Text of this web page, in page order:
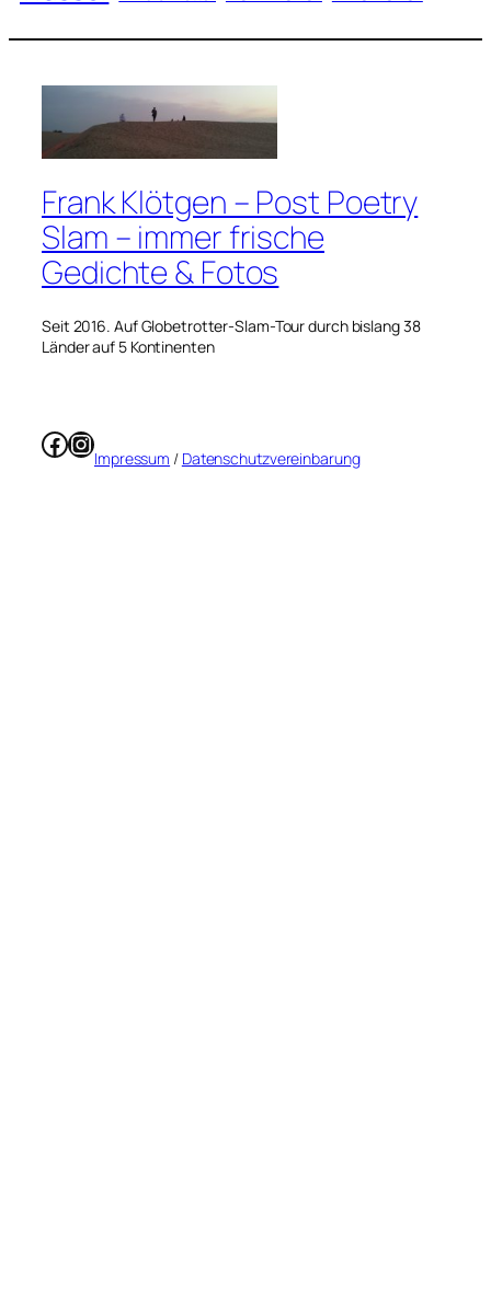
Frank Klötgen – Post Poetry
Slam – immer frische
Gedichte & Fotos
Seit 2016. Auf Globetrotter-Slam-Tour durch bislang 38
Länder auf 5 Kontinenten
Facebook
Instagram
Impressum / Datenschutzvereinbarung